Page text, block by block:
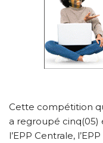
Cette compétition
a regroupé
l’EPP Centrale,